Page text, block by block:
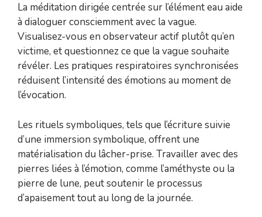
La méditation dirigée centrée sur l’élément eau aide
à dialoguer consciemment avec la vague.
Visualisez-vous en observateur actif plutôt qu’en
victime, et questionnez ce que la vague souhaite
révéler. Les pratiques respiratoires synchronisées
réduisent l’intensité des émotions au moment de
l’évocation.
Les rituels symboliques, tels que l’écriture suivie
d’une immersion symbolique, offrent une
matérialisation du lâcher-prise. Travailler avec des
pierres liées à l’émotion, comme l’améthyste ou la
pierre de lune, peut soutenir le processus
d’apaisement tout au long de la journée.